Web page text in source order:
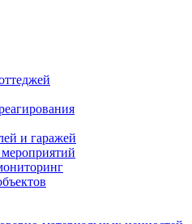
и гаражей